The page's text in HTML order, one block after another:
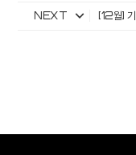
NEXT [12월] 기